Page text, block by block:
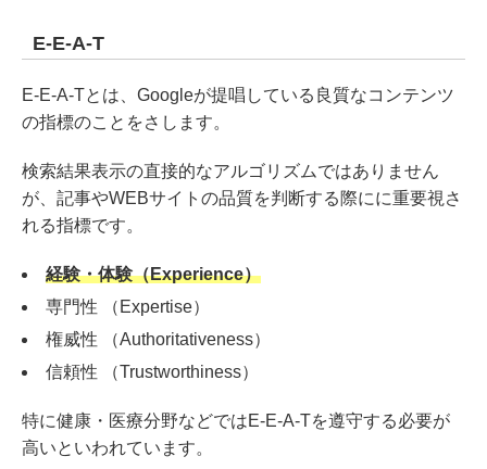
E-E-A-T
E-E-A-Tとは、Googleが提唱している良質なコンテンツ
の指標のことをさします。
検索結果表示の直接的なアルゴリズムではありません
が、記事やWEBサイトの品質を判断する際にに重要視さ
れる指標です。
経験・体験（Experience）
専門性 （Expertise）
権威性 （Authoritativeness）
信頼性 （Trustworthiness）
特に健康・医療分野などではE-E-A-Tを遵守する必要が
高いといわれています。